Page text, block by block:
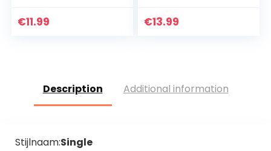
eter, Digitale
€11.99
set met 3 maten
€13.99
Description Additional information
Stijlnaam:Single